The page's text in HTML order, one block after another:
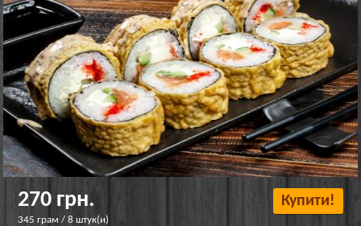
270 грн.
345 грам / 8 штук(и)
Купити!